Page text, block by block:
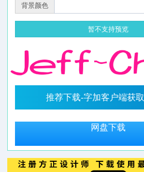
背景颜色
暂不支持预览
推荐下载-字加客户端获
网盘下载